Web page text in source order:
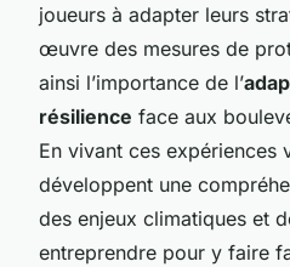
joueurs à adapter leurs
œuvre des mesures de
ainsi l’importance de l’
résilience face aux
En vivant ces expériences
développent une
des enjeux climatiques et
entreprendre pour y faire